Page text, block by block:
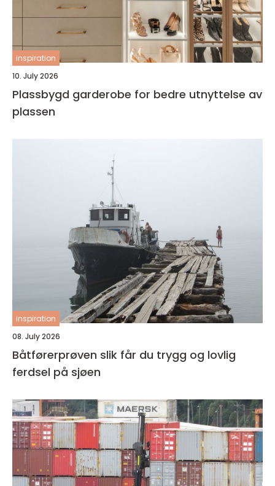
inspiration
10. July 2026
Plassbygd garderobe for bedre utnyttelse av
plassen
inspiration
08. July 2026
Båtførerprøven slik får du trygg og lovlig
ferdsel på sjøen